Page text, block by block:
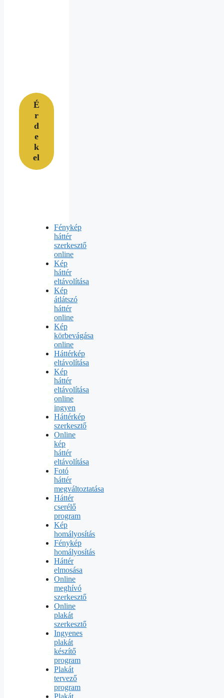
É
r
d
e
k
el
Fénykép
háttér
szerkesztő
online
Kép
háttér
eltávolítása
Kép
átlátszó
háttér
online
Kép
körbevágása
online
Háttérkép
eltávolítása
Kép
háttér
eltávolítása
online
ingyen
Háttérkép
szerkesztő
Online
kép
háttér
eltávolítása
Fotó
háttér
megváltoztatása
Háttér
cserélő
program
Kép
homályosítás
Fénykép
homályosítás
Háttér
elmosása
Online
meghívó
szerkesztő
Online
plakát
szerkesztő
Ingyenes
plakát
készítő
program
Plakát
tervező
program